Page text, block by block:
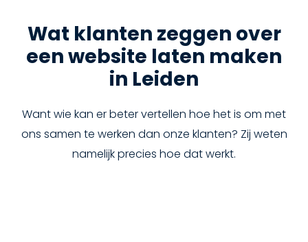
Wat klanten zeggen over
een website laten maken
in Leiden
Want wie kan er beter vertellen hoe het is om met
ons samen te werken dan onze klanten? Zij weten
namelijk precies hoe dat werkt.